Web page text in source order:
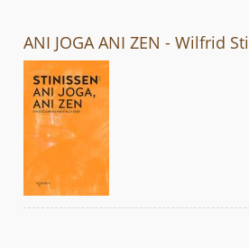
ANI JOGA ANI ZEN - Wilfrid